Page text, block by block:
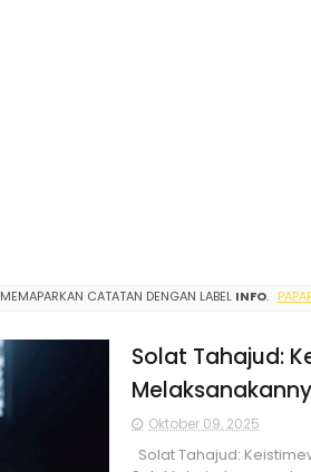
MEMAPARKAN CATATAN DENGAN LABEL INFO.
Solat Tahajud:
Oktober 09, 2025
Solat Tahajud: